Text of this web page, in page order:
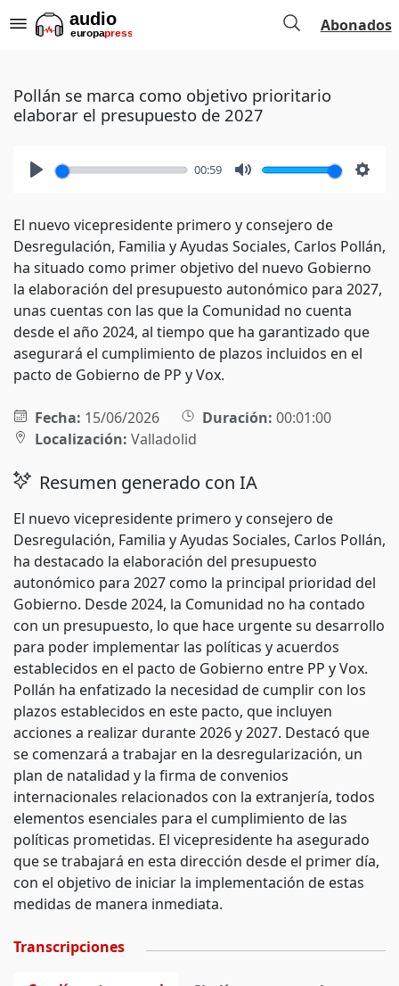
Abonados
Pollán se marca como objetivo prioritario
elaborar el presupuesto de 2027
00:59
El nuevo vicepresidente primero y consejero de
Desregulación, Familia y Ayudas Sociales, Carlos Pollán,
ha situado como primer objetivo del nuevo Gobierno
la elaboración del presupuesto autonómico para 2027,
unas cuentas con las que la Comunidad no cuenta
desde el año 2024, al tiempo que ha garantizado que
asegurará el cumplimiento de plazos incluidos en el
pacto de Gobierno de PP y Vox.
Fecha: 15/06/2026 Duración: 00:01:00
Localización: Valladolid
Resumen generado con IA
El nuevo vicepresidente primero y consejero de
Desregulación, Familia y Ayudas Sociales, Carlos Pollán,
ha destacado la elaboración del presupuesto
autonómico para 2027 como la principal prioridad del
Gobierno. Desde 2024, la Comunidad no ha contado
con un presupuesto, lo que hace urgente su desarrollo
para poder implementar las políticas y acuerdos
establecidos en el pacto de Gobierno entre PP y Vox.
Pollán ha enfatizado la necesidad de cumplir con los
plazos establecidos en este pacto, que incluyen
acciones a realizar durante 2026 y 2027. Destacó que
se comenzará a trabajar en la desregularización, un
plan de natalidad y la firma de convenios
internacionales relacionados con la extranjería, todos
elementos esenciales para el cumplimiento de las
políticas prometidas. El vicepresidente ha asegurado
que se trabajará en esta dirección desde el primer día,
con el objetivo de iniciar la implementación de estas
medidas de manera inmediata.
Transcripciones